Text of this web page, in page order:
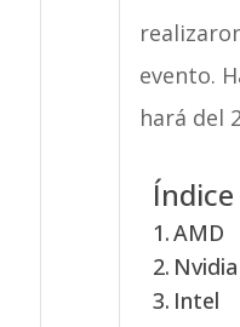
evento.
hará del
AMD
Nvidia
Intel